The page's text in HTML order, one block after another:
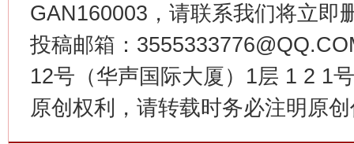
GAN160003，请联系我们将立即
投稿邮箱：
12号（华声国际大厦）1层 1 2 1
原创权利，请转载时务必注明原
揭批美国五大"原罪" "炒